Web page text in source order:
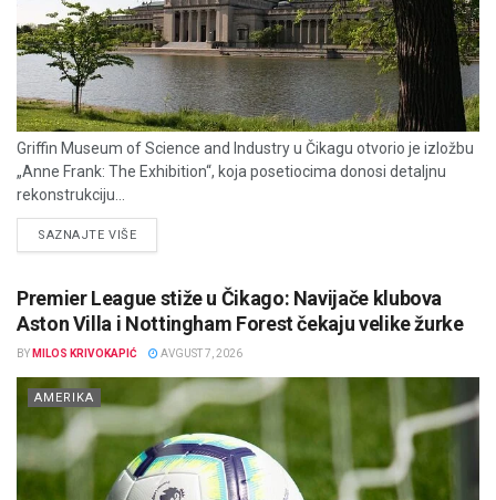
Griffin Museum of Science and Industry u Čikagu otvorio je izložbu
„Anne Frank: The Exhibition“, koja posetiocima donosi detaljnu
rekonstrukciju...
SAZNAJTE VIŠEDETAILS
Premier League stiže u Čikago: Navijače klubova
Aston Villa i Nottingham Forest čekaju velike žurke
BY MILOS KRIVOKAPIĆ AVGUST 7, 2026
AMERIKA